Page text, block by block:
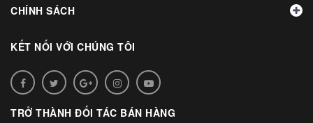
CHÍNH SÁCH
KẾT NỐI VỚI CHÚNG TÔI
TRỞ THÀNH ĐỐI TÁC BÁN HÀNG